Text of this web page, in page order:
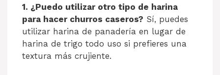
1. ¿Puedo utilizar otro tipo de harina
para hacer churros caseros? Sí, puedes
utilizar harina de panadería en lugar de
harina de trigo todo uso si prefieres una
textura más crujiente.